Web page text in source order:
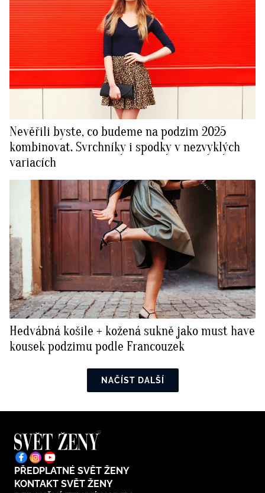
Nevěřili byste, co budeme na podzim 2025
kombinovat. Svrchníky i spodky v nezvyklých
variacích
Hedvábná košile + kožená sukně jako must have
kousek podzimu podle Francouzek
NAČÍST DALŠÍ
PŘEDPLATNÉ SVĚT ŽENY
KONTAKT SVĚT ŽENY